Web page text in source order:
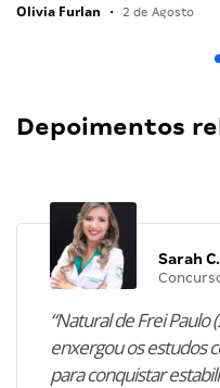
Olivia Furlan • 2 de Agosto
Depoimentos
Sarah C.
“Natural de Frei Paulo
enxergou os estudos
para conquistar